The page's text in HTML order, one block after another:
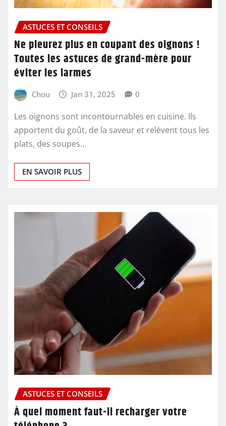
ASTUCES ET CONSEILS
Ne pleurez plus en coupant des oignons !
Toutes les astuces de grand-mère pour
éviter les larmes
Chou Jan 31, 2025 0
Les oignons sont incontournables en cuisine. Ils
apportent du goût, de la saveur et relèvent tous les
plats, des soupes…
EN SAVOIR PLUS
ASTUCES ET CONSEILS
À quel moment faut-il recharger votre